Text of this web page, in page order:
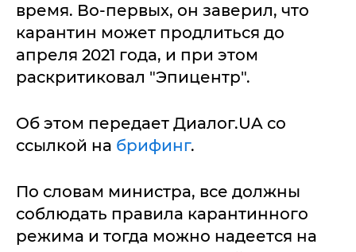
время. Во-первых, он заверил, что
карантин может продлиться до
апреля 2021 года, и при этом
раскритиковал "Эпицентр".
Об этом передает Диалог.UA со
ссылкой на брифинг.
По словам министра, все должны
соблюдать правила карантинного
режима и тогда можно надеется на